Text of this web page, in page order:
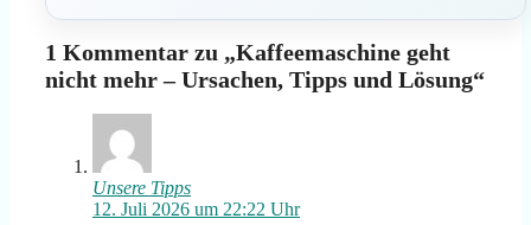
1 Kommentar zu „Kaffeemaschine geht
nicht mehr – Ursachen, Tipps und Lösung“
Unsere Tipps
12. Juli 2026 um 22:22 Uhr